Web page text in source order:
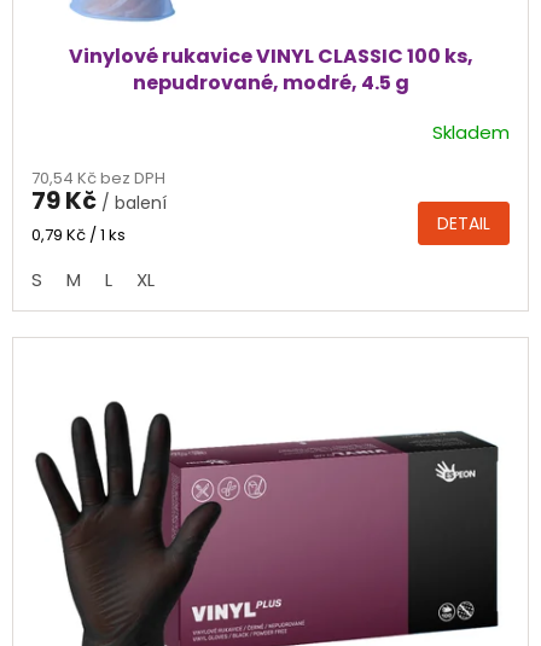
Vinylové rukavice VINYL CLASSIC 100 ks,
nepudrované, modré, 4.5 g
produktu
je
5,0
5
hvězdiček.
Skladem
70,54 Kč bez DPH
79 Kč / balení
Měrná
0,79 Kč / 1 ks DETAIL
S M L XL